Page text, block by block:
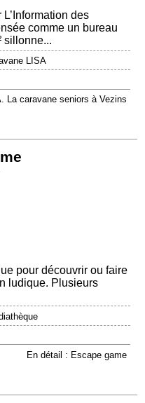
des
comme un bureau
sillonne...
LISA
La caravane seniors à Vezins
pour découvrir ou faire
ludique. Plusieurs
En détail : Escape game